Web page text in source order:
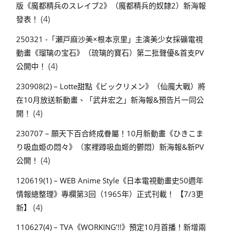
版《魔都精兵のスレイブ2》（魔都精兵的奴隸2）新海報
發表！ (4)
250321 -「瀬戸麻沙美×根本京里」主演美少女採礦電視
動畫《瑠璃の宝石》（琉璃的寶石）第二批聲優&首支PV
公開中！ (4)
230908(2) – Lotte甜點《ビックリメン》（仙魔大戰）將
在10月放送新動畫、「武井宏之」新海報&預告片一同公
開！ (4)
230707 – 願天下百合終成眷屬！10月新動畫《ひきこま
り吸血姫の悶々》（家裡蹲吸血姬的鬱悶）新海報&新PV
公開！ (4)
120619(1) – WEB Anime Style《日本電視動畫史50週年
情報總整理》專欄第3回（1965年）正式刊載！ 【7/3更
新】
(4)
110627(4) – TVA《WORKING’!!》預定10月首播！新增兩